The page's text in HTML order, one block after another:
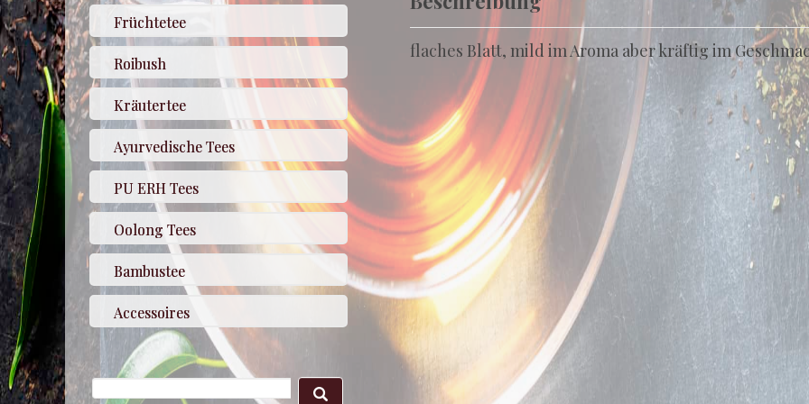
Früchtetee
Roibush
Kräutertee
Ayurvedische Tees
PU ERH Tees
Oolong Tees
Bambustee
Accessoires
flaches Blatt, mild im Aroma aber kräftig im